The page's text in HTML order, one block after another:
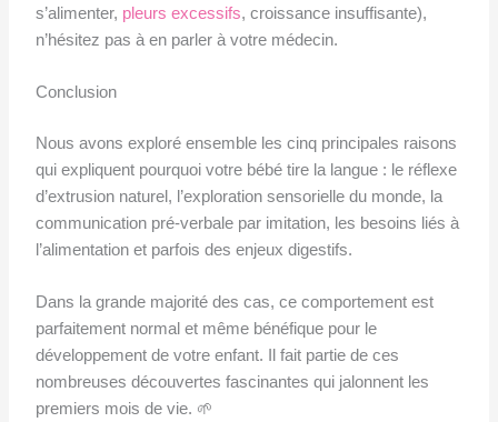
s’alimenter, pleurs excessifs, croissance insuffisante),
n’hésitez pas à en parler à votre médecin.
Conclusion
Nous avons exploré ensemble les cinq principales raisons
qui expliquent pourquoi votre bébé tire la langue : le réflexe
d’extrusion naturel, l’exploration sensorielle du monde, la
communication pré-verbale par imitation, les besoins liés à
l’alimentation et parfois des enjeux digestifs.
Dans la grande majorité des cas, ce comportement est
parfaitement normal et même bénéfique pour le
développement de votre enfant. Il fait partie de ces
nombreuses découvertes fascinantes qui jalonnent les
premiers mois de vie. 🌱